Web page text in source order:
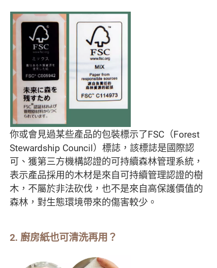
你或會見過某些產品的包裝標示了FSC（Forest
Stewardship Council）標誌，該標誌是國際認
可、獲第三方機構認證的可持續森林管理系統，
表示產品採用的木材是來自可持續管理認證的樹
木，不屬於非法砍伐，也不是來自高保護價值的
森林，對生態環境帶來的傷害較少。
2. 廚房紙也可清洗再用？